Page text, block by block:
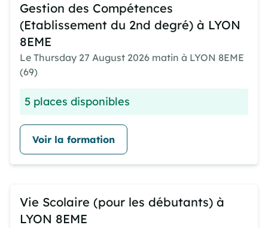
Gestion des Compétences
(Etablissement du 2nd degré) à LYON
8EME
Le Thursday 27 August 2026 matin à LYON 8EME
(69)
5 places disponibles
Voir la formation
Vie Scolaire (pour les débutants) à
LYON 8EME